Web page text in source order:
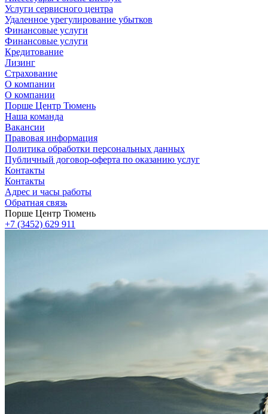
Услуги сервисного центра
Удаленное урегулирование убытков
Финансовые услуги
Финансовые услуги
Кредитование
Лизинг
Страхование
О компании
О компании
Порше Центр Тюмень
Наша команда
Вакансии
Правовая информация
Политика обработки персональных данных
Публичный договор-оферта по оказанию услуг
Контакты
Контакты
Адрес и часы работы
Обратная связь
Порше Центр Тюмень
+7 (3452) 629 911